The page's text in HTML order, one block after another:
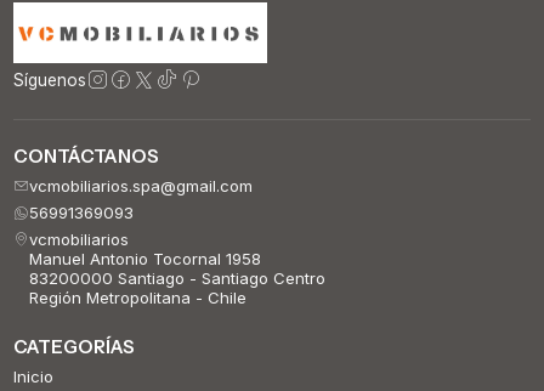
Síguenos
CONTÁCTANOS
vcmobiliarios.spa@gmail.com
56991369093
vcmobiliarios
Manuel Antonio Tocornal 1958
83200000 Santiago - Santiago Centro
Región Metropolitana - Chile
CATEGORÍAS
Inicio